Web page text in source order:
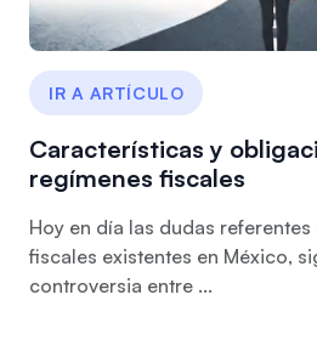
IR A ARTÍCULO
Características y
regímenes fiscales
Hoy en día las dudas
fiscales existentes en México,
controversia entre ...